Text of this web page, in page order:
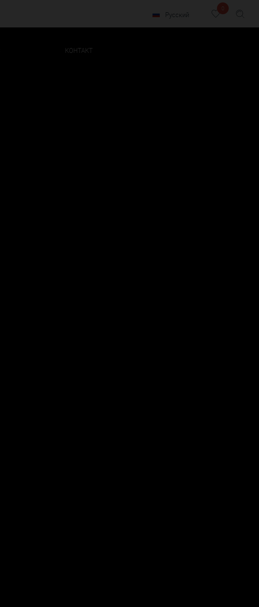
Русский
0
КОНТАКТ